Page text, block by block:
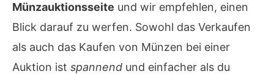
Münzauktionsseite und wir empfehlen, einen
Blick darauf zu werfen. Sowohl das Verkaufen
als auch das Kaufen von Münzen bei einer
Auktion ist spannend und einfacher als du